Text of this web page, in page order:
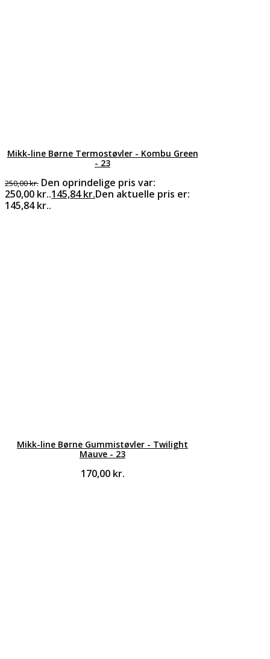
Mikk-line Børne Termostøvler - Kombu Green
- 23
250,00kr. Den oprindelige pris var:
250,00 kr..145,84kr.Den aktuelle pris er:
145,84 kr..
Mikk-line Børne Gummistøvler - Twilight
Mauve - 23
170,00 kr.